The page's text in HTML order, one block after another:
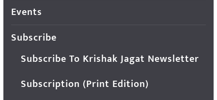
Events
Subscribe
Subscribe To Krishak Jagat Newsletter
Subscription (Print Edition)